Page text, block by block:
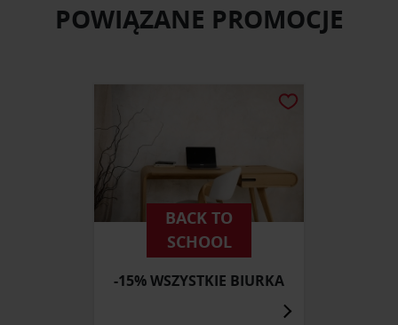
POWIĄZANE PROMOCJE
BACK TO
SCHOOL
-15% WSZYSTKIE BIURKA